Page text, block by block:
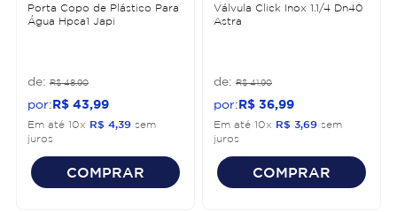
Porta Copo de Plástico Para
Água Hpca1 Japi
R$ 48,90
R$ 43 99
Em até 10x R$ 4 39 sem
juros
COMPRAR
Válvula Click Inox 1.1/4 Dn40
Astra
R$ 41,90
R$ 36 99
Em até 10x R$ 3 69 sem
juros
COMPRAR